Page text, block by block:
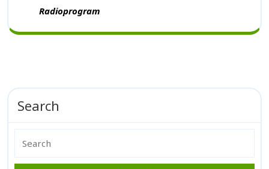
Radioprogram
Search